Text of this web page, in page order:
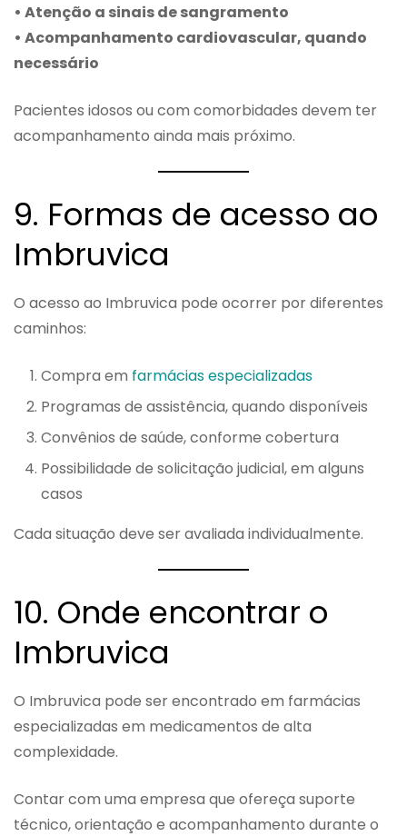
• Atenção a sinais de sangramento
• Acompanhamento cardiovascular, quando
necessário
Pacientes idosos ou com comorbidades devem ter
acompanhamento ainda mais próximo.
9. Formas de acesso ao
Imbruvica
O acesso ao Imbruvica pode ocorrer por diferentes
caminhos:
Compra em farmácias especializadas
Programas de assistência, quando disponíveis
Convênios de saúde, conforme cobertura
Possibilidade de solicitação judicial, em alguns
casos
Cada situação deve ser avaliada individualmente.
10. Onde encontrar o
Imbruvica
O Imbruvica pode ser encontrado em farmácias
especializadas em medicamentos de alta
complexidade.
Contar com uma empresa que ofereça suporte
técnico, orientação e acompanhamento durante o